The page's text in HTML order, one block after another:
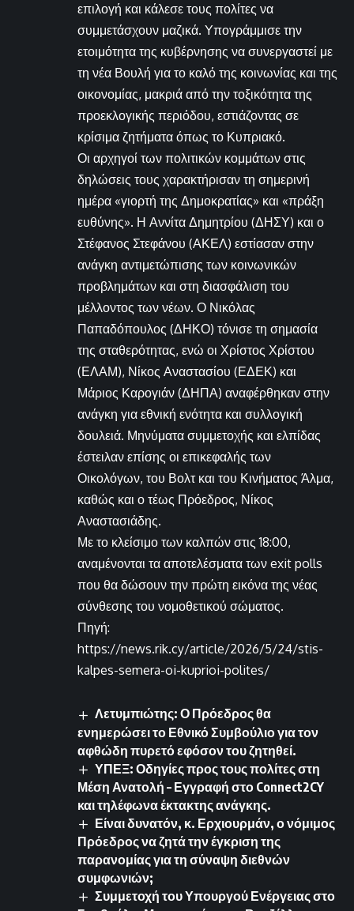
επιλογή και κάλεσε τους πολίτες να
συμμετάσχουν μαζικά. Υπογράμμισε την
ετοιμότητα της κυβέρνησης να συνεργαστεί με
τη νέα Βουλή για το καλό της κοινωνίας και της
οικονομίας, μακριά από την τοξικότητα της
προεκλογικής περιόδου, εστιάζοντας σε
κρίσιμα ζητήματα όπως το Κυπριακό.
Οι αρχηγοί των πολιτικών κομμάτων στις
δηλώσεις τους χαρακτήρισαν τη σημερινή
ημέρα «γιορτή της Δημοκρατίας» και «πράξη
ευθύνης». Η Αννίτα Δημητρίου (ΔΗΣΥ) και ο
Στέφανος Στεφάνου (ΑΚΕΛ) εστίασαν στην
ανάγκη αντιμετώπισης των κοινωνικών
προβλημάτων και στη διασφάλιση του
μέλλοντος των νέων. Ο Νικόλας
Παπαδόπουλος (ΔΗΚΟ) τόνισε τη σημασία
της σταθερότητας, ενώ οι Χρίστος Χρίστου
(ΕΛΑΜ), Νίκος Αναστασίου (ΕΔΕΚ) και
Μάριος Καρογιάν (ΔΗΠΑ) αναφέρθηκαν στην
ανάγκη για εθνική ενότητα και συλλογική
δουλειά. Μηνύματα συμμετοχής και ελπίδας
έστειλαν επίσης οι επικεφαλής των
Οικολόγων, του Βολτ και του Κινήματος Άλμα,
καθώς και ο τέως Πρόεδρος, Νίκος
Αναστασιάδης.
Με το κλείσιμο των καλπών στις 18:00,
αναμένονται τα αποτελέσματα των exit polls
που θα δώσουν την πρώτη εικόνα της νέας
σύνθεσης του νομοθετικού σώματος.
Πηγή:
https://news.rik.cy/article/2026/5/24/stis-
kalpes-semera-oi-kuprioi-polites/
Λετυμπιώτης: Ο Πρόεδρος θα
ενημερώσει το Εθνικό Συμβούλιο για τον
αφθώδη πυρετό εφόσον του ζητηθεί.
ΥΠΕΞ: Οδηγίες προς τους πολίτες στη
Μέση Ανατολή – Εγγραφή στο Connect2CY
και τηλέφωνα έκτακτης ανάγκης.
Είναι δυνατόν, κ. Ερχιουρμάν, ο νόμιμος
Πρόεδρος να ζητά την έγκριση της
παρανομίας για τη σύναψη διεθνών
συμφωνιών;
Συμμετοχή του Υπουργού Ενέργειας στο